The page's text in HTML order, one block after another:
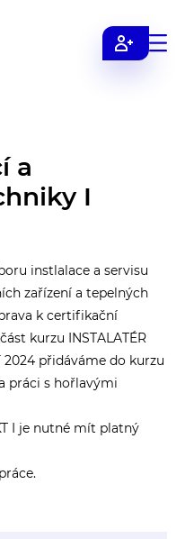
a
I
instlalace a servisu
zařízení a tepelných
k certifikační
kurzu INSTALATÉR
2024 přidáváme do kurzu
práci s hořlavými
I je nutné mít platný